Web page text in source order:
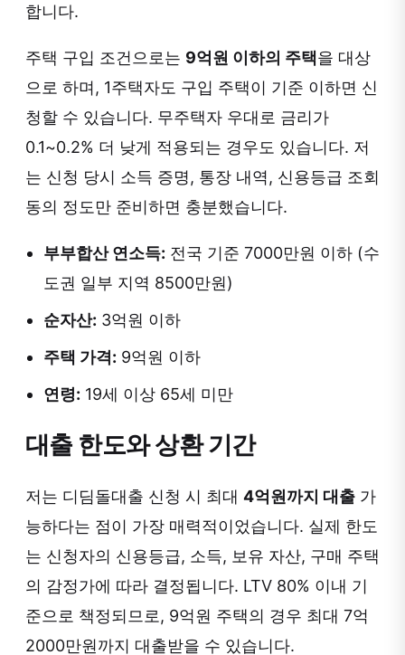
합니다.
주택 구입 조건으로는 9억원 이하의 주택을 대상
으로 하며, 1주택자도 구입 주택이 기준 이하면 신
청할 수 있습니다. 무주택자 우대로 금리가
0.1~0.2% 더 낮게 적용되는 경우도 있습니다. 저
는 신청 당시 소득 증명, 통장 내역, 신용등급 조회
동의 정도만 준비하면 충분했습니다.
부부합산 연소득: 전국 기준 7000만원 이하 (수
도권 일부 지역 8500만원)
순자산: 3억원 이하
주택 가격: 9억원 이하
연령: 19세 이상 65세 미만
대출 한도와 상환 기간
저는 디딤돌대출 신청 시 최대 4억원까지 대출 가
능하다는 점이 가장 매력적이었습니다. 실제 한도
는 신청자의 신용등급, 소득, 보유 자산, 구매 주택
의 감정가에 따라 결정됩니다. LTV 80% 이내 기
준으로 책정되므로, 9억원 주택의 경우 최대 7억
2000만원까지 대출받을 수 있습니다.